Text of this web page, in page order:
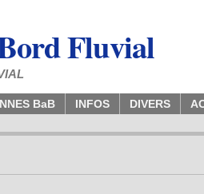
Fluvial
BaB INFOS DIVERS